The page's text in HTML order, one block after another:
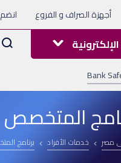
أجهزة الصراف و الفروع
Arama
Bank
المتخصص
مصر خدمات الأفراد برنامج